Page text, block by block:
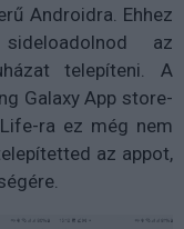
Androidra. Ehhez
az
telepíteni. A
Galaxy App store-
ra ez még nem
az appot,